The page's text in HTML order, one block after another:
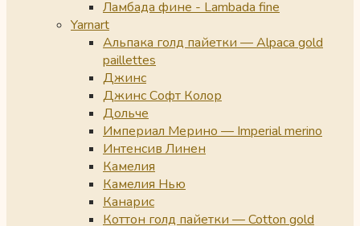
Ламбада фине - Lambada fine
Yarnart
Альпака голд пайетки — Alpaca gold
paillettes
Джинс
Джинс Софт Колор
Дольче
Империал Мерино — Imperial merino
Интенсив Линен
Камелия
Камелия Нью
Канарис
Коттон голд пайетки — Cotton gold